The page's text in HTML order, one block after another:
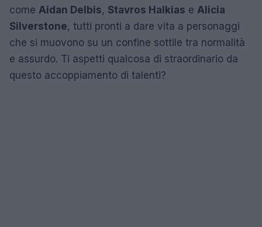
come Aidan Delbis, Stavros Halkias e Alicia
Silverstone, tutti pronti a dare vita a personaggi
che si muovono su un confine sottile tra normalità
e assurdo. Ti aspetti qualcosa di straordinario da
questo accoppiamento di talenti?